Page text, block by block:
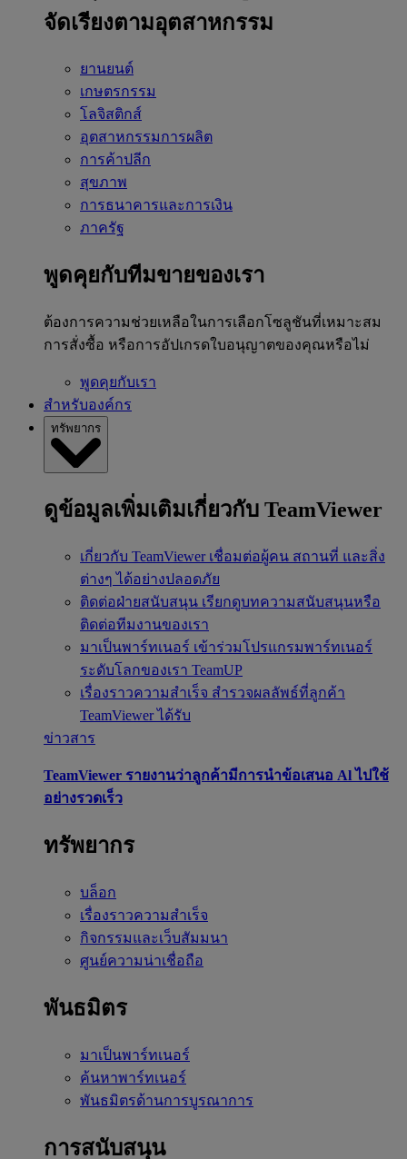
จัดเรียงตามอุตสาหกรรม
ยานยนต์
เกษตรกรรม
โลจิสติกส์
อุตสาหกรรมการผลิต
การค้าปลีก
สุขภาพ
การธนาคารและการเงิน
ภาครัฐ
พูดคุยกับทีมขายของเรา
ต้องการความช่วยเหลือในการเลือกโซลูชันที่เหมาะสม
การสั่งซื้อ หรือการอัปเกรดใบอนุญาตของคุณหรือไม่
พูดคุยกับเรา
สำหรับองค์กร
ทรัพยากร
ดูข้อมูลเพิ่มเติมเกี่ยวกับ TeamViewer
เกี่ยวกับ TeamViewer เชื่อมต่อผู้คน สถานที่ และสิ่ง
ต่างๆ ได้อย่างปลอดภัย
ติดต่อฝ่ายสนับสนุน เรียกดูบทความสนับสนุนหรือ
ติดต่อทีมงานของเรา
มาเป็นพาร์ทเนอร์ เข้าร่วมโปรแกรมพาร์ทเนอร์
ระดับโลกของเรา TeamUP
เรื่องราวความสำเร็จ สำรวจผลลัพธ์ที่ลูกค้า
TeamViewer ได้รับ
ข่าวสาร
TeamViewer รายงานว่าลูกค้ามีการนำข้อเสนอ Al ไปใช้
อย่างรวดเร็ว
ทรัพยากร
บล็อก
เรื่องราวความสำเร็จ
กิจกรรมและเว็บสัมมนา
ศูนย์ความน่าเชื่อถือ
พันธมิตร
มาเป็นพาร์ทเนอร์
ค้นหาพาร์ทเนอร์
พันธมิตรด้านการบูรณาการ
การสนับสนุน